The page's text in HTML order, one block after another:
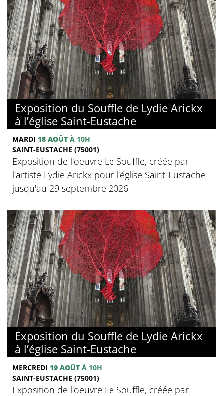
Exposition du Souffle de Lydie Arickx
à l’église Saint-Eustache
MARDI 18 AOÛT À 10H
SAINT-EUSTACHE (75001)
Exposition de l'oeuvre Le Souffle, créée par
l'artiste Lydie Arickx pour l'église Saint-Eustache
jusqu'au 29 septembre 2026
Exposition du Souffle de Lydie Arickx
à l’église Saint-Eustache
MERCREDI 19 AOÛT À 10H
SAINT-EUSTACHE (75001)
Exposition de l'oeuvre Le Souffle, créée par